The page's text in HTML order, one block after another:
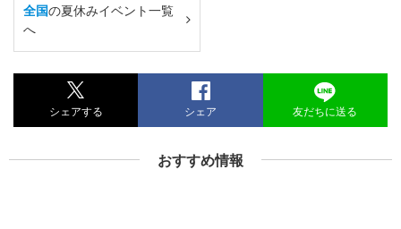
全国の夏休みイベント一覧
へ
シェアする シェア 友だちに送る
おすすめ情報